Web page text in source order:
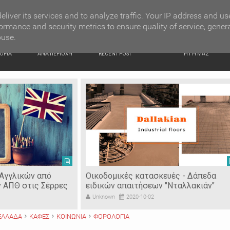
ΑΝΑ ΠΕΡΙΟΧΗ RECENT POST Η ΓΗ ΜΑΣ
από
ΑΠΘ στις Σέρρες
Οικοδομικές κατασκευές - Δάπεδα
ειδικών απαιτήσεων "Νταλλακιάν"
Unknown 2020-10-02
ΚΑΦΕΣ ΚΟΙΝΩΝΙΑ ΦΟΡΟΛΟΓΙΑ
its services and to analyze traffic. Your IP address and
and security metrics to ensure quality of service,